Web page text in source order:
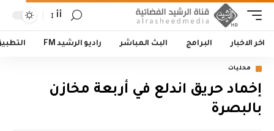
أأ
اخر الاخبار البرامج البث المباشر راديو الرشيد FM
محليات
إخماد حريق اندلع في أربعة مخازن
بالبصرة